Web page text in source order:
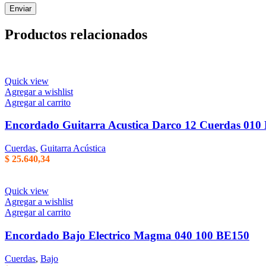
Productos relacionados
Quick view
Agregar a wishlist
Agregar al carrito
Encordado Guitarra Acustica Darco 12 Cuerdas 010
Cuerdas, Guitarra Acústica
$ 25.640,34
Quick view
Agregar a wishlist
Agregar al carrito
Encordado Bajo Electrico Magma 040 100 BE150
Cuerdas, Bajo